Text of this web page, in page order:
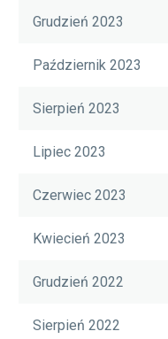
Grudzień 2023
Październik 2023
Sierpień 2023
Lipiec 2023
Czerwiec 2023
Kwiecień 2023
Grudzień 2022
Sierpień 2022